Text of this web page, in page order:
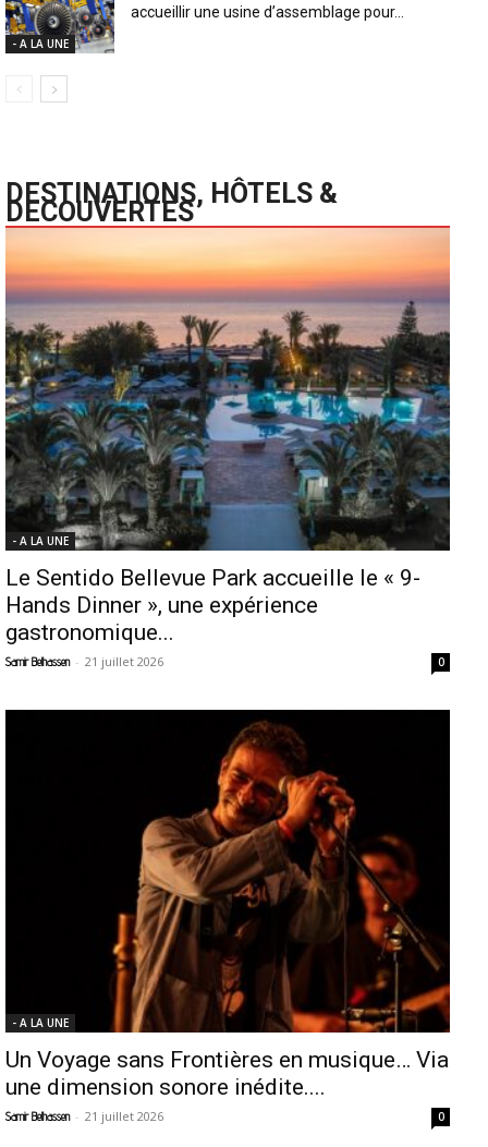
- A LA UNE
accueillir une usine d’assemblage pour...
DESTINATIONS, HÔTELS &
DECOUVERTES
- A LA UNE
Le Sentido Bellevue Park accueille le « 9-
Hands Dinner », une expérience
gastronomique...
Samir Belhassen - 21 juillet 2026 0
- A LA UNE
Un Voyage sans Frontières en musique… Via
une dimension sonore inédite....
Samir Belhassen - 21 juillet 2026 0